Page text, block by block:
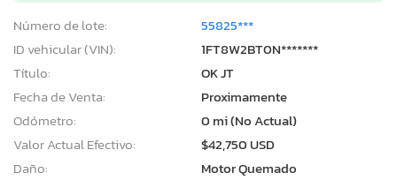
Número de lote:
55825***
ID vehicular (VIN):
1FT8W2BT0N*******
Título:
OK JT
Fecha de Venta:
Proximamente
Odómetro:
0 mi (No Actual)
Valor Actual Efectivo:
$42,750 USD
Daño:
Motor Quemado